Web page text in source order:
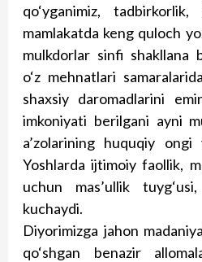
qo‘yganimiz,
mamlakatda keng quloch
mulkdorlar sinfi shakllana
o‘z mehnatlari
shaxsiy daromadlarini
imkoniyati berilgani ayni
a’zolarining huquqiy
Yoshlarda ijtimoiy faollik,
uchun mas’ullik
kuchaydi.
Diyorimizga jahon
qo‘shgan benazir